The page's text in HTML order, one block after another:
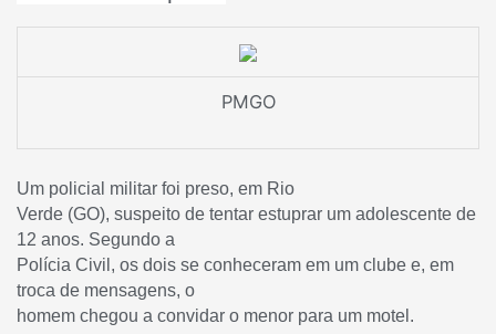
PMGO
Um policial militar foi preso, em Rio
Verde (GO), suspeito de tentar estuprar um adolescente de
12 anos. Segundo a
Polícia Civil, os dois se conheceram em um clube e, em
troca de mensagens, o
homem chegou a convidar o menor para um motel.